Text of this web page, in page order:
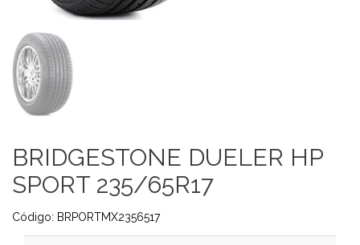
BRIDGESTONE DUELER HP
SPORT 235/65R17
Código: BRPORTMX2356517